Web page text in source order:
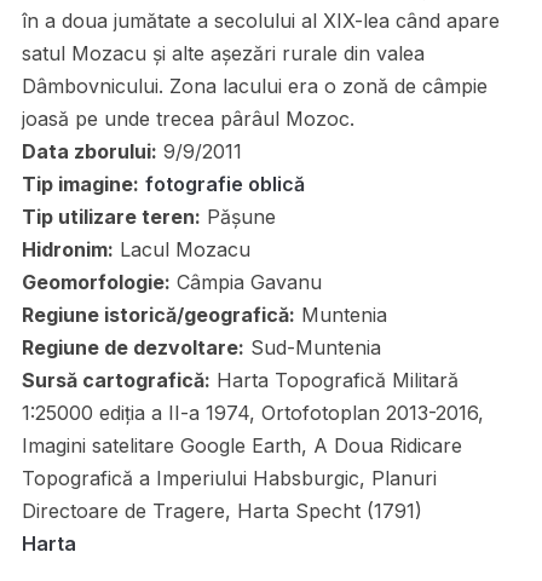
în a doua jumătate a secolului al XIX-lea când apare
satul Mozacu și alte așezări rurale din valea
Dâmbovnicului. Zona lacului era o zonă de câmpie
joasă pe unde trecea pârâul Mozoc.
Data zborului: 9/9/2011
Tip imagine: fotografie oblică
Tip utilizare teren: Pășune
Hidronim: Lacul Mozacu
Geomorfologie: Câmpia Gavanu
Regiune istorică/geografică: Muntenia
Regiune de dezvoltare: Sud-Muntenia
Sursă cartografică: Harta Topografică Militară
1:25000 ediția a II-a 1974, Ortofotoplan 2013-2016,
Imagini satelitare Google Earth, A Doua Ridicare
Topografică a Imperiului Habsburgic, Planuri
Directoare de Tragere, Harta Specht (1791)
Harta